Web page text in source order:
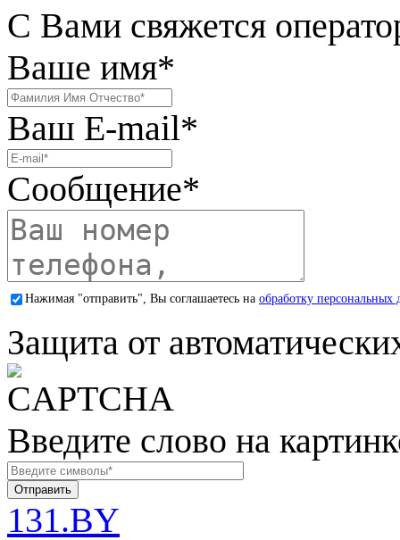
С Вами свяжется
Ваше имя*
Ваш E-mail*
Сообщение*
Нажимая "отправить", Вы соглашаетесь на обработку персональных
Защита от
Введите слово на
131.BY